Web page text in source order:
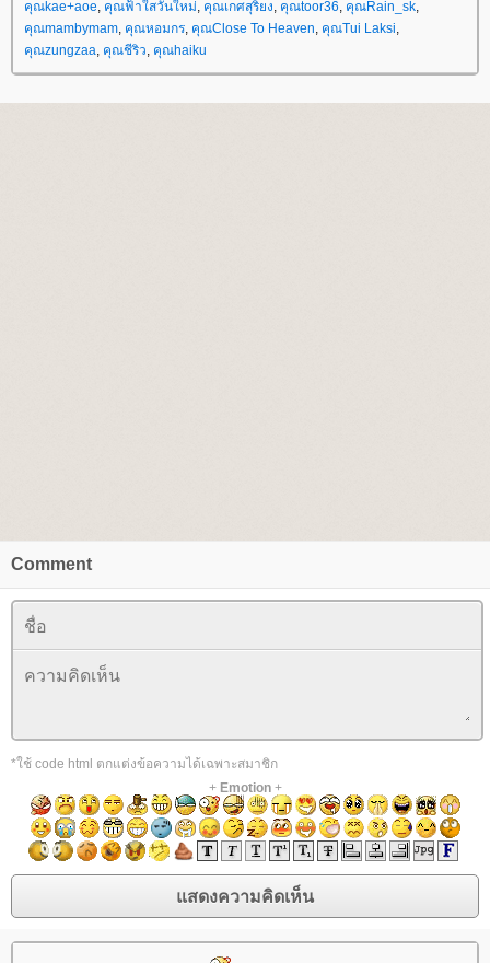
คุณkae+aoe, คุณฟ้าใสวันใหม่, คุณเกศสุริยง, คุณtoor36, คุณRain_sk,
คุณmambymam, คุณหอมกร, คุณClose To Heaven, คุณTui Laksi,
คุณzungzaa, คุณชีริว, คุณhaiku
Comment
*ใช้ code html ตกแต่งข้อความได้เฉพาะสมาชิก
+ Emotion+